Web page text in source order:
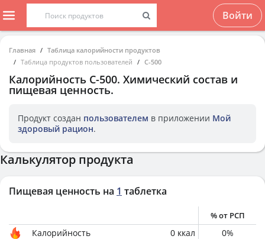
Войти
Главная
Таблица калорийности продуктов
Таблица продуктов пользователей
C-500
Калорийность C-500. Химический состав и
пищевая ценность.
Продукт создан пользователем в приложении Мой
здоровый рацион.
Калькулятор продукта
Пищевая ценность на 1 таблетка
% от РСП
Калорийность 0 ккал 0%